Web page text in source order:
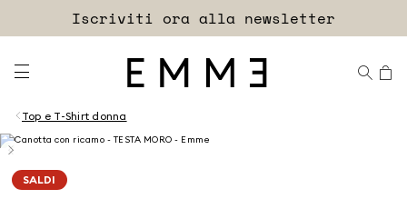
EXTRA SCONTO
Iscriviti ora alla newsletter
Top e T-Shirt donna
SALDI